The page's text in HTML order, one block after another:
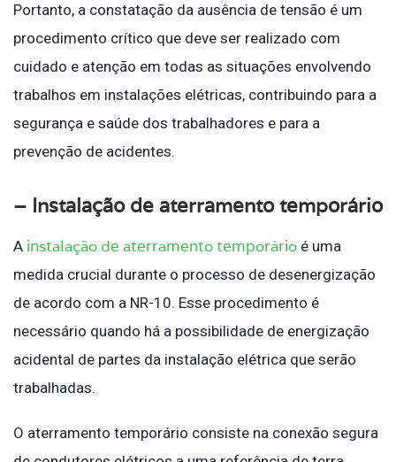
Portanto, a constatação da ausência de tensão é um
procedimento crítico que deve ser realizado com
cuidado e atenção em todas as situações envolvendo
trabalhos em instalações elétricas, contribuindo para a
segurança e saúde dos trabalhadores e para a
prevenção de acidentes.
– Instalação de aterramento temporário
A instalação de aterramento temporário é uma
medida crucial durante o processo de desenergização
de acordo com a NR-10. Esse procedimento é
necessário quando há a possibilidade de energização
acidental de partes da instalação elétrica que serão
trabalhadas.
O aterramento temporário consiste na conexão segura